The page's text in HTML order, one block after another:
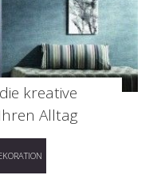
kreative
Alltag